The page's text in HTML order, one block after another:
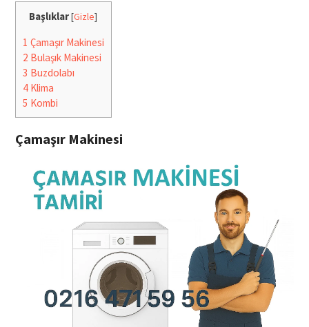
Başlıklar[Gizle]
1 Çamaşır Makinesi
2 Bulaşık Makinesi
3 Buzdolabı
4Klima
5 Kombi
Çamaşır Makinesi